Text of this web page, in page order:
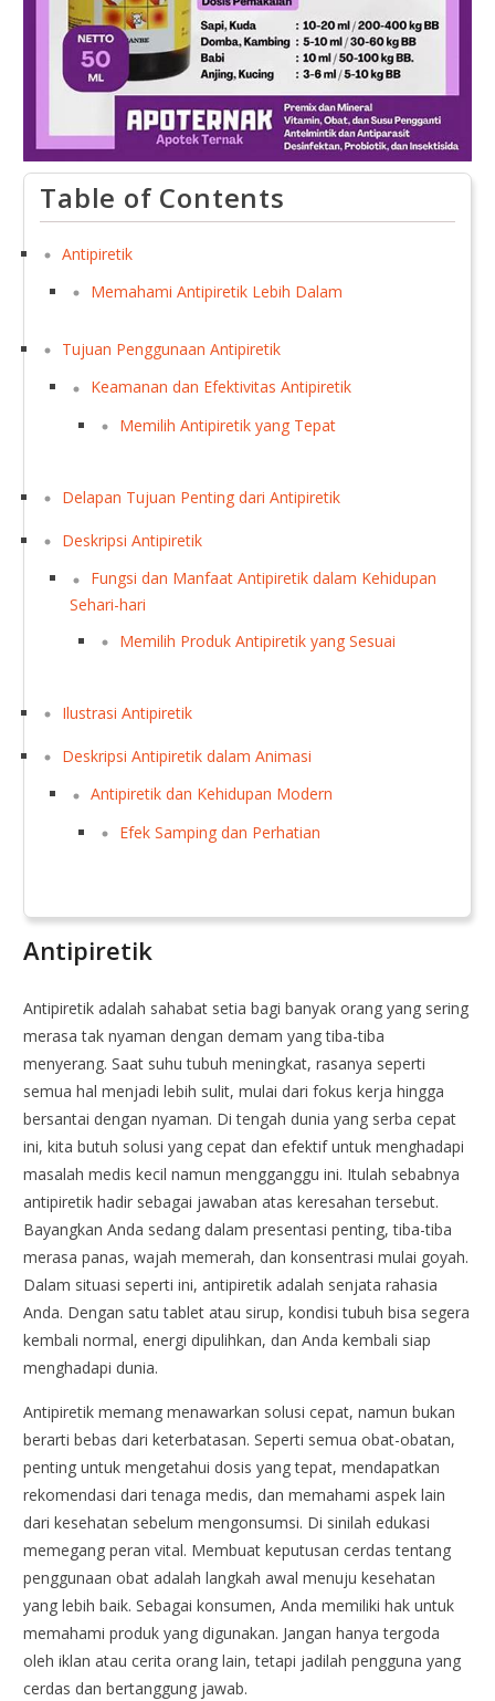
Table of Contents
Antipiretik
Memahami Antipiretik Lebih Dalam
Tujuan Penggunaan Antipiretik
Keamanan dan Efektivitas Antipiretik
Memilih Antipiretik yang Tepat
Delapan Tujuan Penting dari Antipiretik
Deskripsi Antipiretik
Fungsi dan Manfaat Antipiretik dalam Kehidupan
Sehari-hari
Memilih Produk Antipiretik yang Sesuai
Ilustrasi Antipiretik
Deskripsi Antipiretik dalam Animasi
Antipiretik dan Kehidupan Modern
Efek Samping dan Perhatian
Antipiretik
Antipiretik adalah sahabat setia bagi banyak orang yang sering
merasa tak nyaman dengan demam yang tiba-tiba
menyerang. Saat suhu tubuh meningkat, rasanya seperti
semua hal menjadi lebih sulit, mulai dari fokus kerja hingga
bersantai dengan nyaman. Di tengah dunia yang serba cepat
ini, kita butuh solusi yang cepat dan efektif untuk menghadapi
masalah medis kecil namun mengganggu ini. Itulah sebabnya
antipiretik hadir sebagai jawaban atas keresahan tersebut.
Bayangkan Anda sedang dalam presentasi penting, tiba-tiba
merasa panas, wajah memerah, dan konsentrasi mulai goyah.
Dalam situasi seperti ini, antipiretik adalah senjata rahasia
Anda. Dengan satu tablet atau sirup, kondisi tubuh bisa segera
kembali normal, energi dipulihkan, dan Anda kembali siap
menghadapi dunia.
Antipiretik memang menawarkan solusi cepat, namun bukan
berarti bebas dari keterbatasan. Seperti semua obat-obatan,
penting untuk mengetahui dosis yang tepat, mendapatkan
rekomendasi dari tenaga medis, dan memahami aspek lain
dari kesehatan sebelum mengonsumsi. Di sinilah edukasi
memegang peran vital. Membuat keputusan cerdas tentang
penggunaan obat adalah langkah awal menuju kesehatan
yang lebih baik. Sebagai konsumen, Anda memiliki hak untuk
memahami produk yang digunakan. Jangan hanya tergoda
oleh iklan atau cerita orang lain, tetapi jadilah pengguna yang
cerdas dan bertanggung jawab.